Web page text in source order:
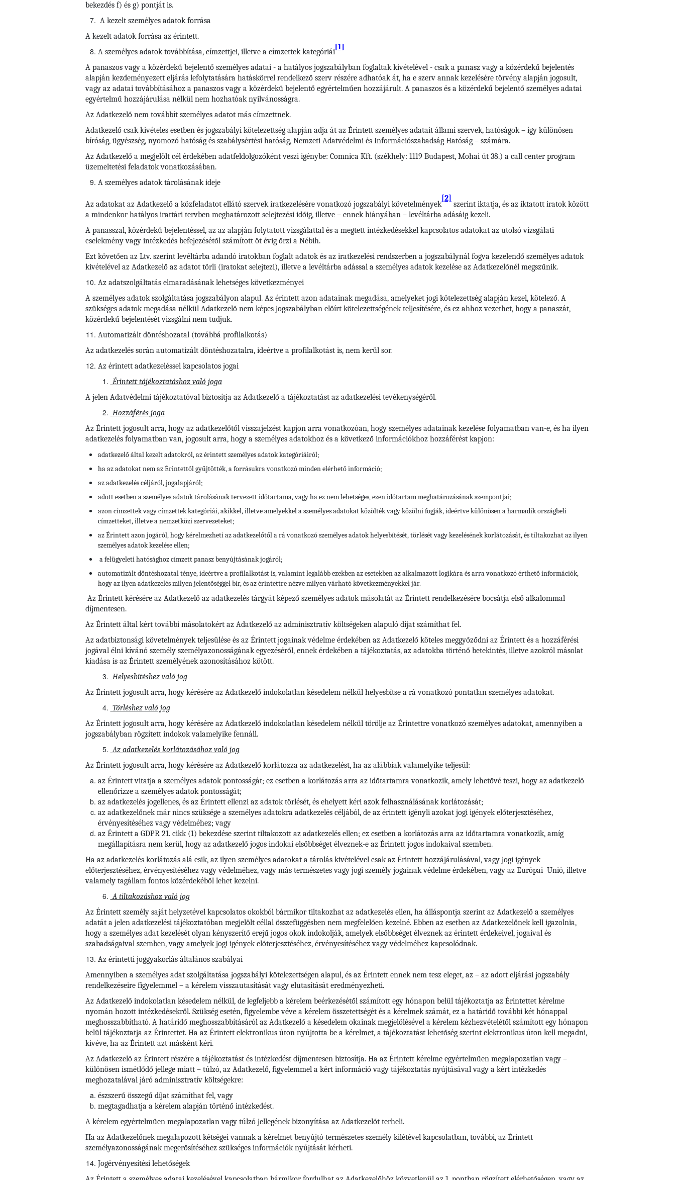
bekezdés f) és g) pontját is.
A kezelt személyes adatok forrása
A kezelt adatok forrása az érintett.
A személyes adatok továbbítása, címzettjei, illetve a címzettek kategóriái
[1]
A panaszos vagy a közérdekű bejelentő személyes adatai - a hatályos jogszabályban foglaltak kivételével - csak a panasz vagy a közérdekű bejelentés
alapján kezdeményezett eljárás lefolytatására hatáskörrel rendelkező szerv részére adhatóak át, ha e szerv annak kezelésére törvény alapján jogosult,
vagy az adatai továbbításához a panaszos vagy a közérdekű bejelentő egyértelműen hozzájárult. A panaszos és a közérdekű bejelentő személyes adatai
egyértelmű hozzájárulása nélkül nem hozhatóak nyilvánosságra.
Az Adatkezelő nem továbbít személyes adatot más címzettnek.
Adatkezelő csak kivételes esetben és jogszabályi kötelezettség alapján adja át az Érintett személyes adatait állami szervek, hatóságok – így különösen
bíróság, ügyészség, nyomozó hatóság és szabálysértési hatóság, Nemzeti Adatvédelmi és Információszabadság Hatóság – számára.
Az Adatkezelő a megjelölt cél érdekében adatfeldolgozóként veszi igénybe: Comnica Kft. (székhely: 1119 Budapest, Mohai út 38.) a call center program
üzemeltetési feladatok vonatkozásában.
A személyes adatok tárolásának ideje
Az adatokat az Adatkezelő a közfeladatot ellátó szervek iratkezelésére vonatkozó jogszabályi követelmények
[2]
szerint iktatja, és az iktatott iratok között
a mindenkor hatályos irattári tervben meghatározott selejtezési időig, illetve – ennek hiányában – levéltárba adásáig kezeli.
A panasszal, közérdekű bejelentéssel, az az alapján folytatott vizsgálattal és a megtett intézkedésekkel kapcsolatos adatokat az utolsó vizsgálati
cselekmény vagy intézkedés befejezésétől számított öt évig őrzi a Nébih.
Ezt követően az Ltv. szerint levéltárba adandó iratokban foglalt adatok és az iratkezelési rendszerben a jogszabálynál fogva kezelendő személyes adatok
kivételével az Adatkezelő az adatot törli (iratokat selejtezi), illetve a levéltárba adással a személyes adatok kezelése az Adatkezelőnél megszűnik.
Az adatszolgáltatás elmaradásának lehetséges következményei
A személyes adatok szolgáltatása jogszabályon alapul. Az érintett azon adatainak megadása, amelyeket jogi kötelezettség alapján kezel, kötelező. A
szükséges adatok megadása nélkül Adatkezelő nem képes jogszabályban előírt kötelezettségének teljesítésére, és ez ahhoz vezethet, hogy a panaszát,
közérdekű bejelentését vizsgálni nem tudjuk.
Automatizált döntéshozatal (továbbá profilalkotás)
Az adatkezelés során automatizált döntéshozatalra, ideértve a profilalkotást is, nem kerül sor.
Az érintett adatkezeléssel kapcsolatos jogai
Érintett tájékoztatáshoz való joga
A jelen Adatvédelmi tájékoztatóval biztosítja az Adatkezelő a tájékoztatást az adatkezelési tevékenységéről.
Hozzáférés joga
Az Érintett jogosult arra, hogy az adatkezelőtől visszajelzést kapjon arra vonatkozóan, hogy személyes adatainak kezelése folyamatban van-e, és ha ilyen
adatkezelés folyamatban van, jogosult arra, hogy a személyes adatokhoz és a következő információkhoz hozzáférést kapjon:
adatkezelő által kezelt adatokról, az érintett személyes adatok kategóriáiról;
ha az adatokat nem az Érintettől gyűjtötték, a forrásukra vonatkozó minden elérhető információ;
az adatkezelés céljáról, jogalapjáról;
adott esetben a személyes adatok tárolásának tervezett időtartama, vagy ha ez nem lehetséges, ezen időtartam meghatározásának szempontjai;
azon címzettek vagy címzettek kategóriái, akikkel, illetve amelyekkel a személyes adatokat közölték vagy közölni fogják, ideértve különösen a harmadik országbeli
címzetteket, illetve a nemzetközi szervezeteket;
az Érintett azon jogáról, hogy kérelmezheti az adatkezelőtől a rá vonatkozó személyes adatok helyesbítését, törlését vagy kezelésének korlátozását, és tiltakozhat az ilyen
személyes adatok kezelése ellen;
a felügyeleti hatósághoz címzett panasz benyújtásának jogáról;
automatizált döntéshozatal ténye, ideértve a profilalkotást is, valamint legalább ezekben az esetekben az alkalmazott logikára és arra vonatkozó érthető információk,
hogy az ilyen adatkezelés milyen jelentőséggel bír, és az érintettre nézve milyen várható következményekkel jár.
Az Érintett kérésére az Adatkezelő az adatkezelés tárgyát képező személyes adatok másolatát az Érintett rendelkezésére bocsátja első alkalommal
díjmentesen.
Az Érintett által kért további másolatokért az Adatkezelő az adminisztratív költségeken alapuló díjat számíthat fel.
Az adatbiztonsági követelmények teljesülése és az Érintett jogainak védelme érdekében az Adatkezelő köteles meggyőződni az Érintett és a hozzáférési
jogával élni kívánó személy személyazonosságának egyezéséről, ennek érdekében a tájékoztatás, az adatokba történő betekintés, illetve azokról másolat
kiadása is az Érintett személyének azonosításához kötött.
Helyesbítéshez való jog
Az Érintett jogosult arra, hogy kérésére az Adatkezelő indokolatlan késedelem nélkül helyesbítse a rá vonatkozó pontatlan személyes adatokat.
Törléshez való jog
Az Érintett jogosult arra, hogy kérésére az Adatkezelő indokolatlan késedelem nélkül törölje az Érintettre vonatkozó személyes adatokat, amennyiben a
jogszabályban rögzített indokok valamelyike fennáll.
Az adatkezelés korlátozásához való jog
Az Érintett jogosult arra, hogy kérésére az Adatkezelő korlátozza az adatkezelést, ha az alábbiak valamelyike teljesül:
az Érintett vitatja a személyes adatok pontosságát; ez esetben a korlátozás arra az időtartamra vonatkozik, amely lehetővé teszi, hogy az adatkezelő
ellenőrizze a személyes adatok pontosságát;
az adatkezelés jogellenes, és az Érintett ellenzi az adatok törlését, és ehelyett kéri azok felhasználásának korlátozását;
az adatkezelőnek már nincs szüksége a személyes adatokra adatkezelés céljából, de az érintett igényli azokat jogi igények előterjesztéséhez,
érvényesítéséhez vagy védelméhez; vagy
az Érintett a GDPR 21. cikk (1) bekezdése szerint tiltakozott az adatkezelés ellen; ez esetben a korlátozás arra az időtartamra vonatkozik, amíg
megállapításra nem kerül, hogy az adatkezelő jogos indokai elsőbbséget élveznek-e az Érintett jogos indokaival szemben.
Ha az adatkezelés korlátozás alá esik, az ilyen személyes adatokat a tárolás kivételével csak az Érintett hozzájárulásával, vagy jogi igények
előterjesztéséhez, érvényesítéséhez vagy védelméhez, vagy más természetes vagy jogi személy jogainak védelme érdekében, vagy az Európai Unió, illetve
valamely tagállam fontos közérdekéből lehet kezelni.
A tiltakozáshoz való jog
Az Érintett személy saját helyzetével kapcsolatos okokból bármikor tiltakozhat az adatkezelés ellen, ha álláspontja szerint az Adatkezelő a személyes
adatát a jelen adatkezelési tájékoztatóban megjelölt céllal összefüggésben nem megfelelően kezelné. Ebben az esetben az Adatkezelőnek kell igazolnia,
hogy a személyes adat kezelését olyan kényszerítő erejű jogos okok indokolják, amelyek elsőbbséget élveznek az érintett érdekeivel, jogaival és
szabadságaival szemben, vagy amelyek jogi igények előterjesztéséhez, érvényesítéséhez vagy védelméhez kapcsolódnak.
Az érintetti joggyakorlás általános szabályai
Amennyiben a személyes adat szolgáltatása jogszabályi kötelezettségen alapul, és az Érintett ennek nem tesz eleget, az – az adott eljárási jogszabály
rendelkezéseire figyelemmel – a kérelem visszautasítását vagy elutasítását eredményezheti.
Az Adatkezelő indokolatlan késedelem nélkül, de legfeljebb a kérelem beérkezésétől számított egy hónapon belül tájékoztatja az Érintettet kérelme
nyomán hozott intézkedésekről. Szükség esetén, figyelembe véve a kérelem összetettségét és a kérelmek számát, ez a határidő további két hónappal
meghosszabbítható. A határidő meghosszabbításáról az Adatkezelő a késedelem okainak megjelölésével a kérelem kézhezvételétől számított egy hónapon
belül tájékoztatja az Érintettet. Ha az Érintett elektronikus úton nyújtotta be a kérelmet, a tájékoztatást lehetőség szerint elektronikus úton kell megadni,
kivéve, ha az Érintett azt másként kéri.
Az Adatkezelő az Érintett részére a tájékoztatást és intézkedést díjmentesen biztosítja. Ha az Érintett kérelme egyértelműen megalapozatlan vagy –
különösen ismétlődő jellege miatt – túlzó, az Adatkezelő, figyelemmel a kért információ vagy tájékoztatás nyújtásával vagy a kért intézkedés
meghozatalával járó adminisztratív költségekre:
észszerű összegű díjat számíthat fel, vagy
megtagadhatja a kérelem alapján történő intézkedést.
A kérelem egyértelműen megalapozatlan vagy túlzó jellegének bizonyítása az Adatkezelőt terheli.
Ha az Adatkezelőnek megalapozott kétségei vannak a kérelmet benyújtó természetes személy kilétével kapcsolatban, további, az Érintett
személyazonosságának megerősítéséhez szükséges információk nyújtását kérheti.
Jogérvényesítési lehetőségek